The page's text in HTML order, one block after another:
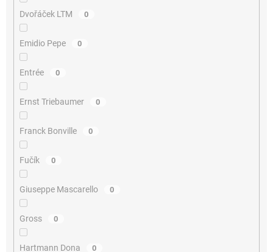
Dvořáček LTM 0
Emidio Pepe 0
Entrée 0
Ernst Triebaumer 0
Franck Bonville 0
Fučík 0
Giuseppe Mascarello 0
Gross 0
Hartmann Dona 0